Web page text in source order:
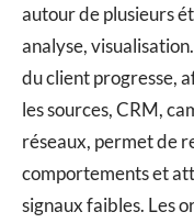
autour de plusieurs
analyse,
du client progresse,
les sources, CRM,
réseaux, permet de
comportements et
signaux faibles. Les